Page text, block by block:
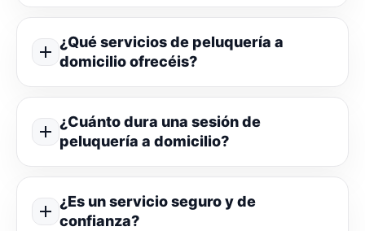
¿Qué servicios de peluquería a
domicilio ofrecéis?
¿Cuánto dura una sesión de
peluquería a domicilio?
¿Es un servicio seguro y de
confianza?